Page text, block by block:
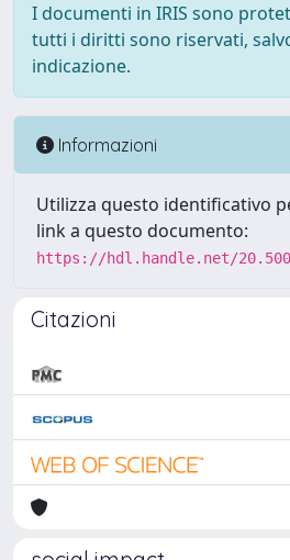
I documenti in IRIS sono
tutti i diritti sono riservati,
indicazione.
Informazioni
Utilizza questo identificativo
link a questo documento:
https://hdl.handle.net/
Citazioni